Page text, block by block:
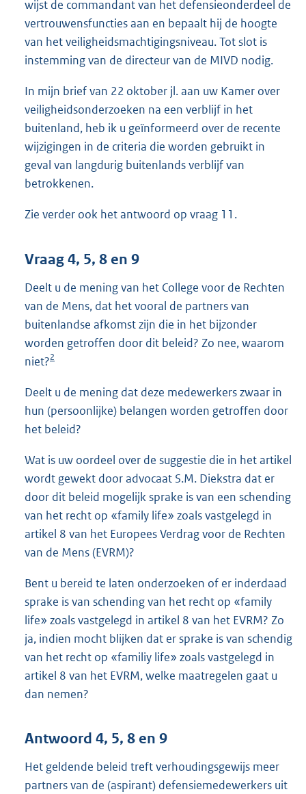
wijst de commandant van het defensieonderdeel de
vertrouwensfuncties aan en bepaalt hij de hoogte
van het veiligheidsmachtigingsniveau. Tot slot is
instemming van de directeur van de MIVD nodig.
In mijn brief van 22 oktober jl. aan uw Kamer over
veiligheidsonderzoeken na een verblijf in het
buitenland, heb ik u geïnformeerd over de recente
wijzigingen in de criteria die worden gebruikt in
geval van langdurig buitenlands verblijf van
betrokkenen.
Zie verder ook het antwoord op vraag 11.
Vraag 4, 5, 8 en 9
Deelt u de mening van het College voor de Rechten
van de Mens, dat het vooral de partners van
buitenlandse afkomst zijn die in het bijzonder
worden getroffen door dit beleid? Zo nee, waarom
niet?2
Deelt u de mening dat deze medewerkers zwaar in
hun (persoonlijke) belangen worden getroffen door
het beleid?
Wat is uw oordeel over de suggestie die in het artikel
wordt gewekt door advocaat S.M. Diekstra dat er
door dit beleid mogelijk sprake is van een schending
van het recht op «family life» zoals vastgelegd in
artikel 8 van het Europees Verdrag voor de Rechten
van de Mens (EVRM)?
Bent u bereid te laten onderzoeken of er inderdaad
sprake is van schending van het recht op «family
life» zoals vastgelegd in artikel 8 van het EVRM? Zo
ja, indien mocht blijken dat er sprake is van schendig
van het recht op «familiy life» zoals vastgelegd in
artikel 8 van het EVRM, welke maatregelen gaat u
dan nemen?
Antwoord 4, 5, 8 en 9
Het geldende beleid treft verhoudingsgewijs meer
partners van de (aspirant) defensiemedewerkers uit